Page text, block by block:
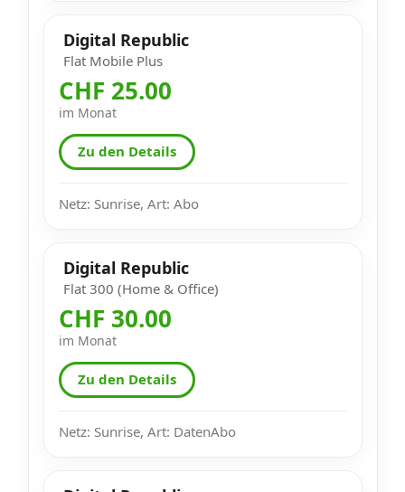
Digital Republic
Flat Mobile Plus
CHF 25.00
im Monat
Zu den Details
Netz: Sunrise, Art: Abo
Digital Republic
Flat 300 (Home & Office)
CHF 30.00
im Monat
Zu den Details
Netz: Sunrise, Art: DatenAbo